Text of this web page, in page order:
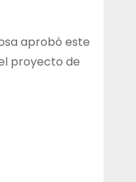
aprobó este
proyecto de